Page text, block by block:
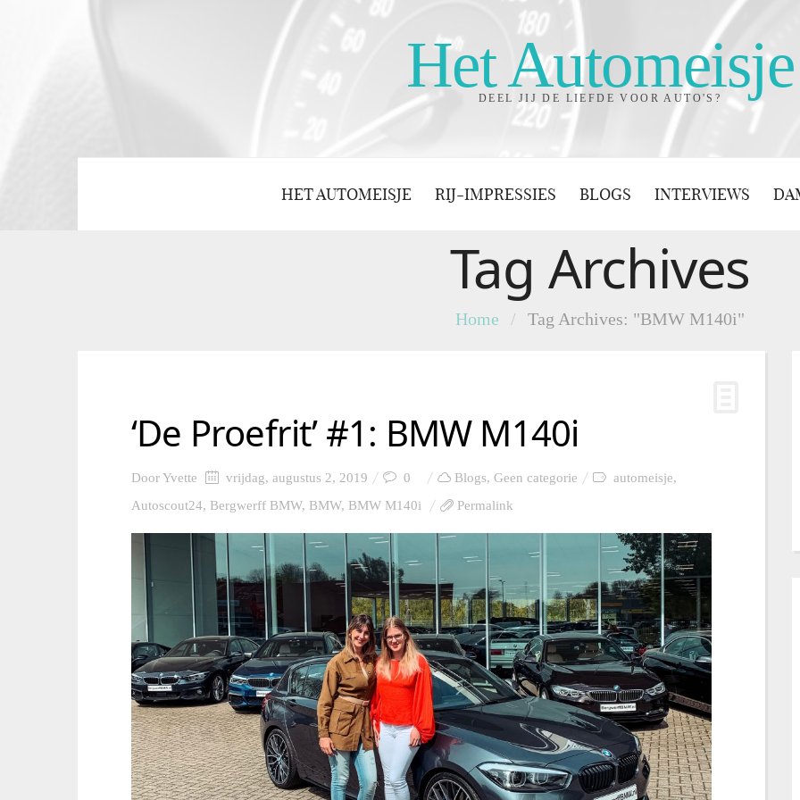
Het Automeisje
DEEL JIJ DE LIEFDE VOOR AUTO'S?
HET AUTOMEISJE RIJ-IMPRESSIES BLOGS INTERVIEWS
Tag Archives
Home / Tag Archives: "BMW M140i"
‘De Proefrit’ #1: BMW M140i
DoorYvette vrijdag, augustus 2, 2019 0 Blogs, Geen categorie automeisje,
Autoscout24, Bergwerff BMW, BMW, BMW M140i Permalink